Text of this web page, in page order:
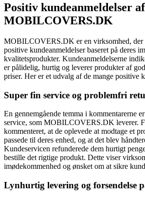
Positiv kundeanmeldelser af
MOBILCOVERS.DK
MOBILCOVERS.DK er en virksomhed, der
positive kundeanmeldelser baseret på deres
kvalitetsprodukter. Kundeanmeldelserne
er pålidelig, hurtig og leverer produkter af
priser. Her er et udvalg af de mange positive
Super fin service og problemfri
En gennemgående temma i kommentarerne
service, som MOBILCOVERS.DK leverer.
kommenteret, at de oplevede at modtage et
passede til deres enhed, og at det blev
Kundeservicen refunderede dem hurtigt
bestille det rigtige produkt. Dette viser
imødekommenhed og ønsket om at sikre
Lynhurtig levering og forsendelse